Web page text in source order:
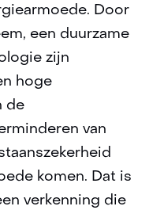
Door
een duurzame
zijn
hoge
de
van
komen. Dat is
verkenning die